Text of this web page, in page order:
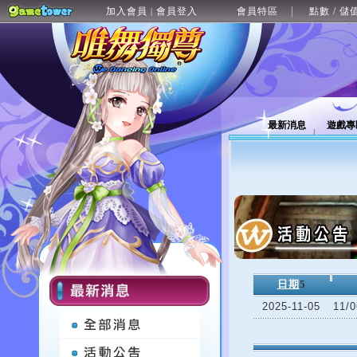
加入會員 | 會員登入 會員特區 點數 / 儲
最新消息 遊戲
日期 5
2025-11-05
11/